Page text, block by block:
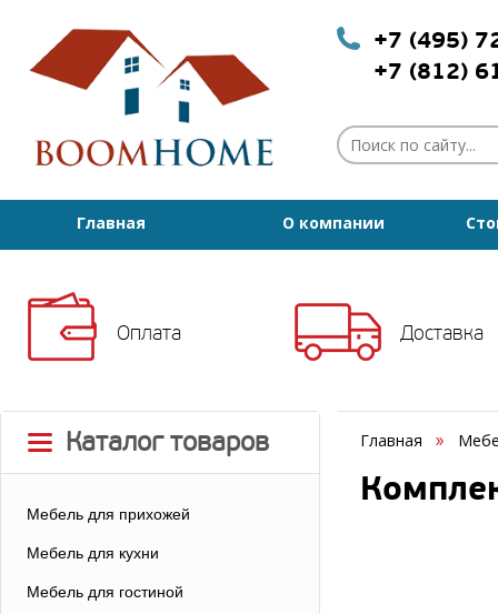
+7 (495)
+7 (812)
Главная О компании
Оплата Доставка
Каталог товаров
Мебель для прихожей
Мебель для кухни
Мебель для гостиной
Главная